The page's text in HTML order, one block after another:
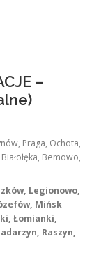
–
Praga, Ochota,
Bemowo,
Legionowo,
Mińsk
Łomianki,
Raszyn,